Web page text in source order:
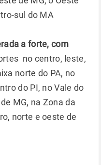
sul do MA
a forte, com
no centro, leste,
norte do PA, no
do PI, no Vale do
MG, na Zona da
norte e oeste de